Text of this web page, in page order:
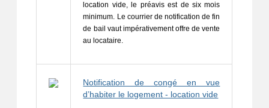
location vide, le préavis est de six mois
minimum. Le courrier de notification de fin
de bail vaut impérativement offre de vente
au locataire.
Notification de congé en vue
d’habiter le logement - location vide